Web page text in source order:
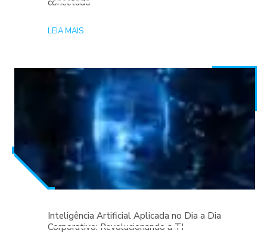
conectado
LEIA MAIS
Inteligência Artificial Aplicada no Dia a Dia
Corporativo: Revolucionando a TI